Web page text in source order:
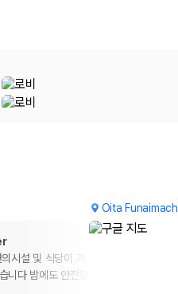
Oita
시설 및 식당이 가깝습니다 조식이 맛있
니다 밤에도 안전했습니다